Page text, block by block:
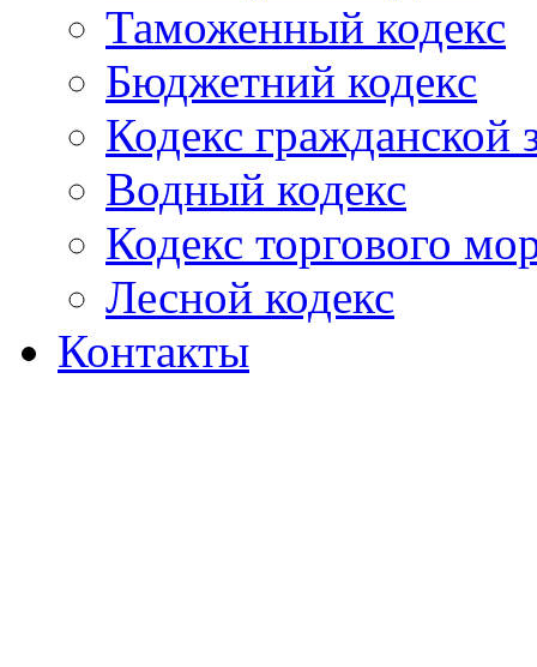
Таможенный кодекс
Бюджетний кодекс
Кодекс гражданской
Водный кодекс
Кодекс торгового
Лесной кодекс
Контакты